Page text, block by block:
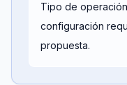
Tipo de
configuración
propuesta.